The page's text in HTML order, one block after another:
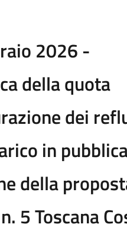
2026 -
della quota
dei
in
della
5 Toscana